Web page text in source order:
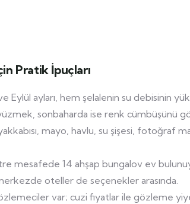
Pratik İpuçları
Eylül ayları, hem şelalenin su debisinin
sonbaharda ise renk cümbüşünü
mayo, havlu, su şişesi, fotoğraf
mesafede 14 ahşap bungalov ev
oteller de seçenekler arasında.
var; cuzi fiyatlar ile gözleme